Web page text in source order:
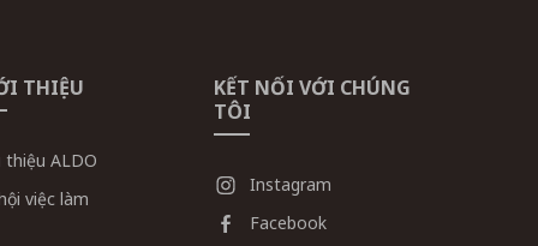
THIỆU
thiệu ALDO
việc làm
KẾT NỐI VỚI CHÚNG
TÔI
Instagram
Facebook